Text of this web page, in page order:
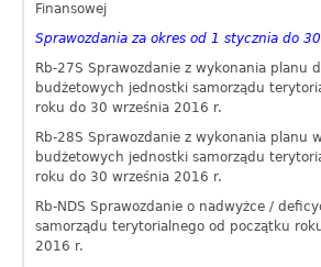
Finansowej
Sprawozdania za okres od 1 stycznia do
Rb-27S Sprawozdanie z wykonania planu
budżetowych jednostki samorządu
roku do 30 września 2016 r.
Rb-28S Sprawozdanie z wykonania planu
budżetowych jednostki samorządu
roku do 30 września 2016 r.
Rb-NDS Sprawozdanie o nadwyżce /
samorządu terytorialnego od początku
2016 r.